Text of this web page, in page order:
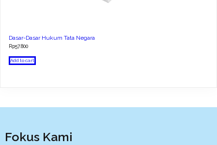
Dasar-Dasar Hukum Tata Negara
Rp57.800
Add to cart
Fokus Kami